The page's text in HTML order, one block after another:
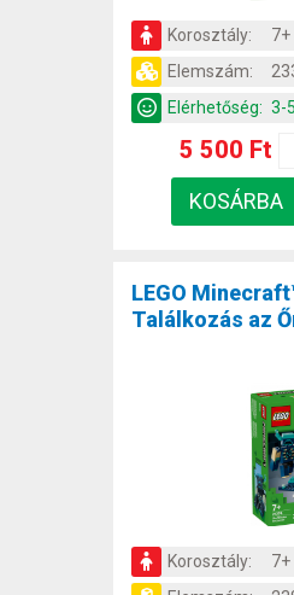
Korosztály:
Elemszám:
Elérhetőség: 3-
5 500 Ft
LEGO
Találkozás az
Korosztály: